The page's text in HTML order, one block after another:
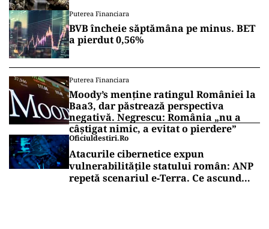
Puterea Financiara
BVB încheie săptămâna pe minus. BET
a pierdut 0,56%
Puterea Financiara
Moody’s menține ratingul României la
Baa3, dar păstrează perspectiva
negativă. Negrescu: România „nu a
câștigat nimic, a evitat o pierdere”
Oficiuldestiri.ro
Atacurile cibernetice expun
vulnerabilitățile statului român: ANP
repetă scenariul e‑Terra. Ce ascund